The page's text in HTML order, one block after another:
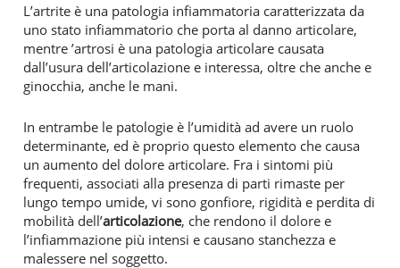
L’artrite è una patologia infiammatoria caratterizzata da
uno stato infiammatorio che porta al danno articolare,
mentre ’artrosi è una patologia articolare causata
dall’usura dell’articolazione e interessa, oltre che anche e
ginocchia, anche le mani.
In entrambe le patologie è l’umidità ad avere un ruolo
determinante, ed è proprio questo elemento che causa
un aumento del dolore articolare. Fra i sintomi più
frequenti, associati alla presenza di parti rimaste per
lungo tempo umide, vi sono gonfiore, rigidità e perdita di
mobilità dell’articolazione, che rendono il dolore e
l’infiammazione più intensi e causano stanchezza e
malessere nel soggetto.